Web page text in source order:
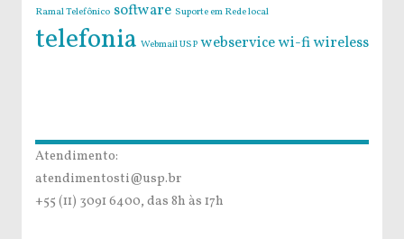
Ramal Telefônico software Suporte em Rede local
telefonia Webmail USP webservicewi-fiwireless
Atendimento:
atendimentosti@usp.br
+55 (11) 3091 6400, das 8h às 17h